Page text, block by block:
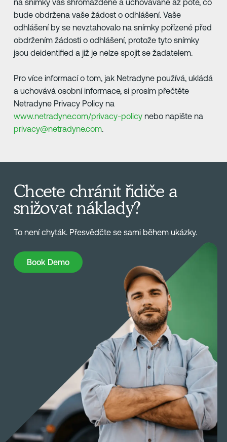
na snímky vás shromážděné a uchovávané až poté, co
bude obdržena vaše žádost o odhlášení. Vaše
odhlášení by se nevztahovalo na snímky pořízené před
obdržením žádosti o odhlášení, protože tyto snímky
jsou deidentified a již je nelze spojit se žadatelem.
Pro více informací o tom, jak Netradyne používá, ukládá
a uchovává osobní informace, si prosím přečtěte
Netradyne Privacy Policy na
www.netradyne.com/privacy-policynebo napište na
privacy@netradyne.com.
Chcete chránit řidiče a
snižovat náklady?
To není chyták. Přesvědčte se sami během ukázky.
Book Demo
Book Demo